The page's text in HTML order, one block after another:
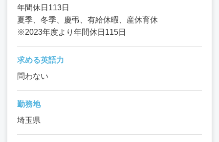
年間休日113日
夏季、冬季、慶弔、有給休暇、産休育休
※2023年度より年間休日115日
求める英語力
問わない
勤務地
埼玉県